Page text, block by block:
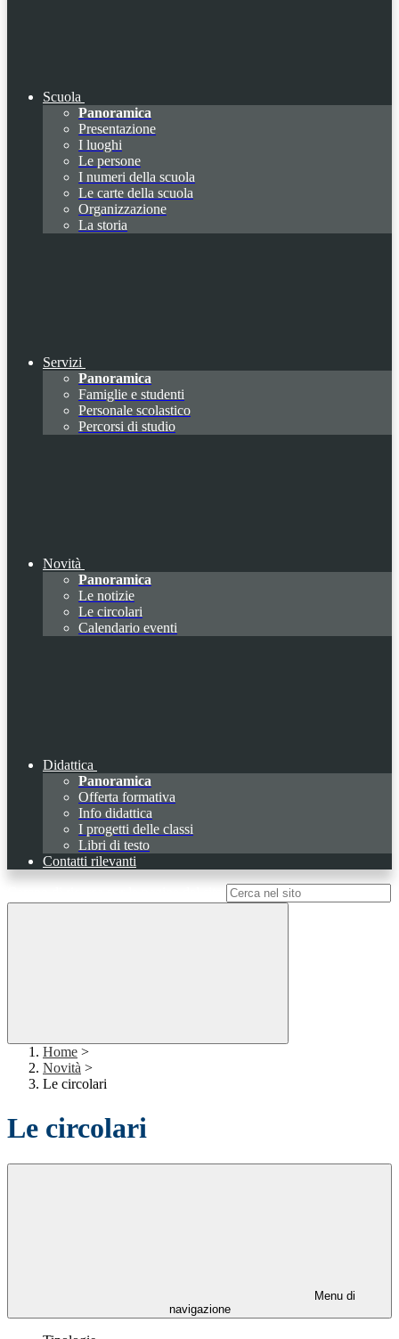
Scuola
Panoramica
Presentazione
I luoghi
Le persone
I numeri della scuola
Le carte della scuola
Organizzazione
La storia
Servizi
Panoramica
Famiglie e studenti
Personale scolastico
Percorsi di studio
Novità
Panoramica
Le notizie
Le circolari
Calendario eventi
Didattica
Panoramica
Offerta formativa
Info didattica
I progetti delle classi
Libri di testo
Contatti rilevanti
Home >
Novità >
Le circolari
Le circolari
Menu di
navigazione